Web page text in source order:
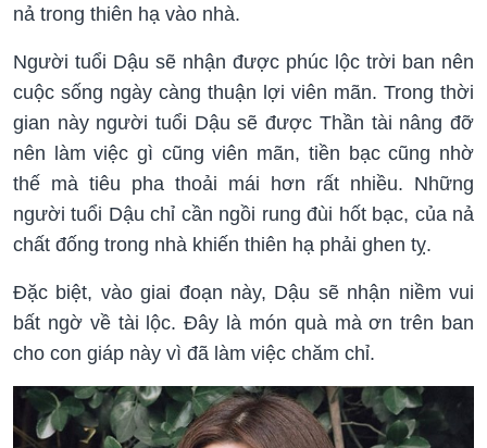
nả trong thiên hạ vào nhà.
Người tuổi Dậu sẽ nhận được phúc lộc trời ban nên
cuộc sống ngày càng thuận lợi viên mãn. Trong thời
gian này người tuổi Dậu sẽ được Thần tài nâng đỡ
nên làm việc gì cũng viên mãn, tiền bạc cũng nhờ
thế mà tiêu pha thoải mái hơn rất nhiều. Những
người tuổi Dậu chỉ cần ngồi rung đùi hốt bạc, của nả
chất đống trong nhà khiến thiên hạ phải ghen tỵ.
Đặc biệt, vào giai đoạn này, Dậu sẽ nhận niềm vui
bất ngờ về tài lộc. Đây là món quà mà ơn trên ban
cho con giáp này vì đã làm việc chăm chỉ.